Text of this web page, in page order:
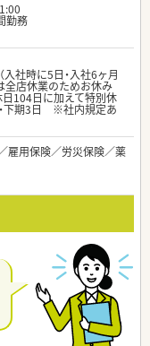
勤務
社時に5日・入社6ヶ月
全店休業のためお休み
日104日に加えて特別休
下期3日 ※社内規定あ
雇用保険／労災保険／薬